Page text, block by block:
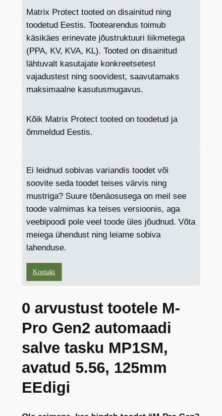
Matrix Protect tooted on disainitud ning
toodetud Eestis. Tootearendus toimub
käsikäes erinevate jõustruktuuri liikmetega
(PPA, KV, KVA, KL). Tooted on disainitud
lähtuvalt kasutajate konkreetsetest
vajadustest ning soovidest, saavutamaks
maksimaalne kasutusmugavus.
Kõik Matrix Protect tooted on toodetud ja
õmmeldud Eestis.
Ei leidnud sobivas variandis toodet või
soovite seda toodet teises värvis ning
mustriga? Suure tõenäosusega on meil see
toode valmimas ka teises versioonis, aga
veebipoodi pole veel toode üles jõudnud. Võta
meiega ühendust ning leiame sobiva
lahenduse.
Kontakt
0 arvustust tootele M-
Pro Gen2 automaadi
salve tasku MP1SM,
avatud 5.56, 125mm
EEdigi